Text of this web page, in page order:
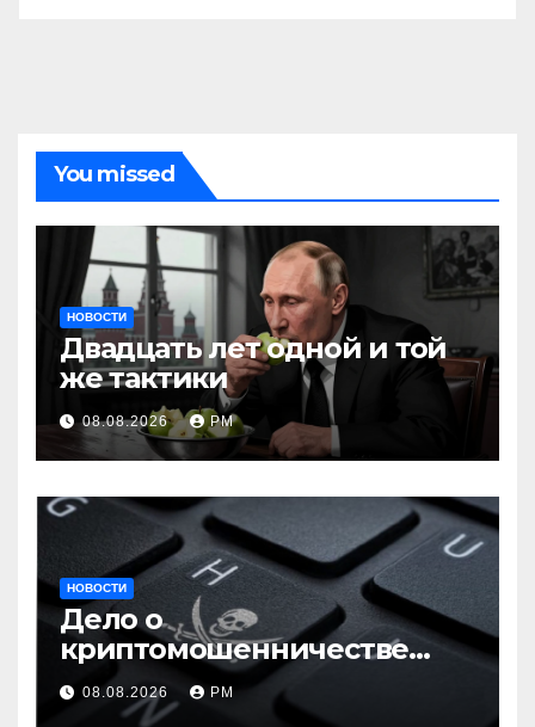
You missed
НОВОСТИ
Двадцать лет одной и той
же тактики
08.08.2026 РМ
НОВОСТИ
Дело о
криптомошенничестве
оборачивают в содействие
терроризму
08.08.2026 РМ